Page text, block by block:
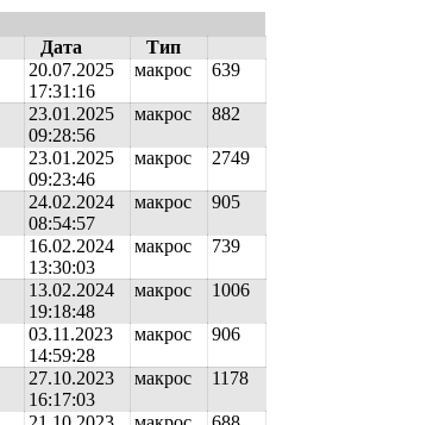
Дата
Тип
20.07.2025
17:31:16
макрос 639
23.01.2025
09:28:56
макрос 882
23.01.2025
09:23:46
макрос 2749
24.02.2024
08:54:57
макрос 905
16.02.2024
13:30:03
макрос 739
13.02.2024
19:18:48
макрос 1006
03.11.2023
14:59:28
макрос 906
27.10.2023
16:17:03
макрос 1178